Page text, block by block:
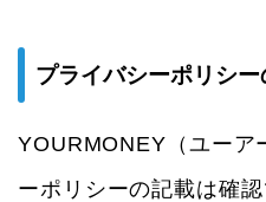
プライバシーポリシー
YOURMONEY（ユーア
ーポリシーの記載は確認